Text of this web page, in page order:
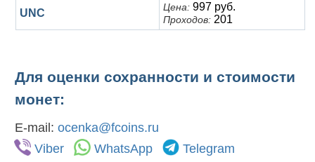
UNC Цена: 997 руб.
Проходов: 201
Для оценки сохранности и стоимости
монет:
E-mail: ocenka@fcoins.ru
Viber
WhatsApp Telegram